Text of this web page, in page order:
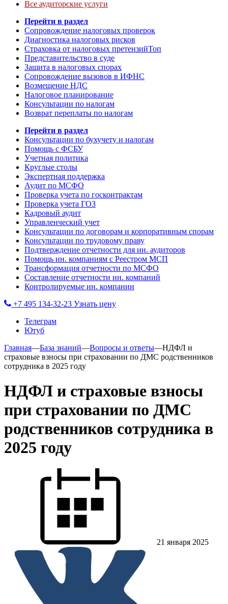
Все аудиторские услуги
Перейти в раздел
Сопровождение налоговых проверок
Диагностика налоговых рисков
Страховка от налоговых претензийТоп
Представительство в суде
Защита в налоговых спорах
Сопровождение вызовов в ИФНС
Возмещение НДС
Налоговое планирование
Консультации по налогам
Возврат переплаты по налогам
Перейти в раздел
Консультации по бухучету и налогам
Помощь с ФСБУ
Учетная политика
Круглые столы
Экспертная поддержка
Аудит по МСФО
Проверка учета по госконтрактам
Проверка учета ГОЗ
Кадровый аудит
Управленческий учет
Консультации по договорам и корпоративным спорам
Консультации по трудовому праву
Подтверждение отчетности для ин. аудиторов
Помощь ин. компаниям с Реестром МСП
Трансформация отчетности по МСФО
Составление отчетности ин. компаний
Контролируемые ин. компании
+7 495 134-32-23 Узнать цену
Телеграм
Ютуб
Главная—База знаний—Вопросы и ответы—НДФЛ и
страховые взносы при страховании по ДМС родственников
сотрудника в 2025 году
НДФЛ и страховые взносы
при страховании по ДМС
родственников сотрудника в
2025 году
21 января 2025